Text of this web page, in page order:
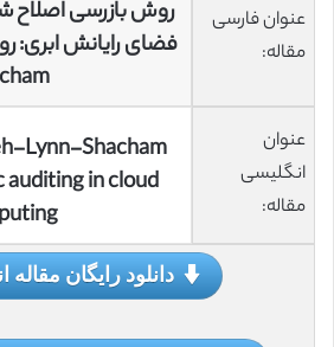
عنوان فارسی
مقاله:
روش بازرسی اصلاح
عنوان
انگلیسی
مقاله:
Lynn-Shacham
auditing in cloud
دانلود رایگان